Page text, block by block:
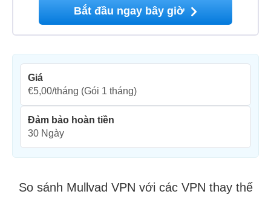
Bắt đầu ngay bây giờ
Giá
€5,00/tháng (Gói 1 tháng)
Đảm bảo hoàn tiền
30 Ngày
So sánh Mullvad VPN với các VPN thay thế